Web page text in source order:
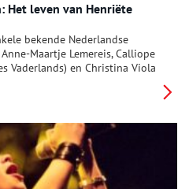
Het leven van Henriëte
bekende Nederlandse
Maartje Lemereis, Calliope
Vaderlands) en Christina Viola
Dat blijkt uit het aantal
nog nooit stonden er zoveel
het vaakst in de top 400
blijven. Dat is